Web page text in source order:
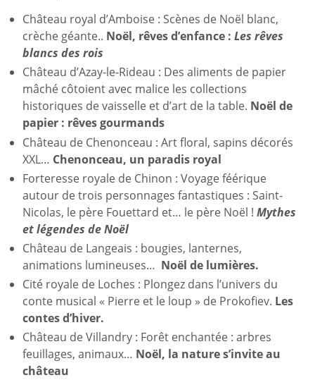
Château royal d’Amboise : Scènes de Noël blanc,
crèche géante.. Noël, rêves d’enfance : Les rêves
blancs des rois
Château d’Azay-le-Rideau : Des aliments de papier
mâché côtoient avec malice les collections
historiques de vaisselle et d’art de la table. Noël de
papier : rêves gourmands
Château de Chenonceau : Art floral, sapins décorés
XXL… Chenonceau, un paradis royal
Forteresse royale de Chinon : Voyage féérique
autour de trois personnages fantastiques : Saint-
Nicolas, le père Fouettard et… le père Noël ! Mythes
et légendes de Noël
Château de Langeais : bougies, lanternes,
animations lumineuses… Noël de lumières.
Cité royale de Loches : Plongez dans l’univers du
conte musical « Pierre et le loup » de Prokofiev. Les
contes d’hiver.
Château de Villandry : Forêt enchantée : arbres
feuillages, animaux… Noël, la nature s’invite au
château